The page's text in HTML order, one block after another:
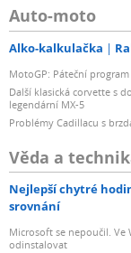
Auto-moto
Alko-kalkulačka
MotoGP: Páteční
Další klasická corvette s
legendární MX-5
Problémy Cadillacu s
Věda a
Nejlepší chytré
srovnání
Microsoft se nepoučil.
odinstalovat